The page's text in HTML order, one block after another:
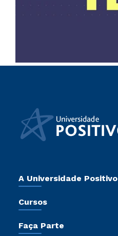
A Universidade Positivo
Sala de Imprensa
Cursos
Pós-Graduação
Faça Parte